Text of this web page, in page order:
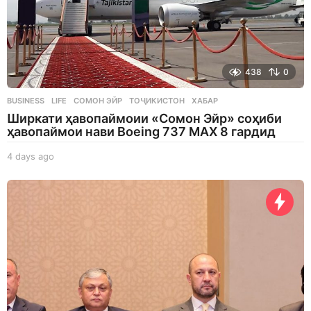
438 0
BUSINESS ,LIFE СОМОН ЭЙР ,ТОҶИКИСТОН ,ХАБАР
Ширкати ҳавопаймоии «Сомон Эйр» соҳиби
ҳавопаймои нави Boeing 737 MAX 8 гардид
4 days ago
a